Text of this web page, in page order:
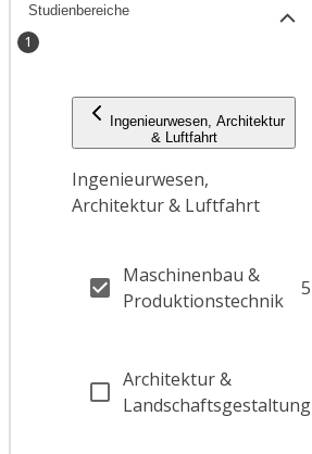
Studienbereiche
1
Ingenieurwesen, Architektur
& Luftfahrt
Ingenieurwesen,
Architektur & Luftfahrt
Maschinenbau &
Produktionstechnik
5
Architektur &
Landschaftsgestaltung